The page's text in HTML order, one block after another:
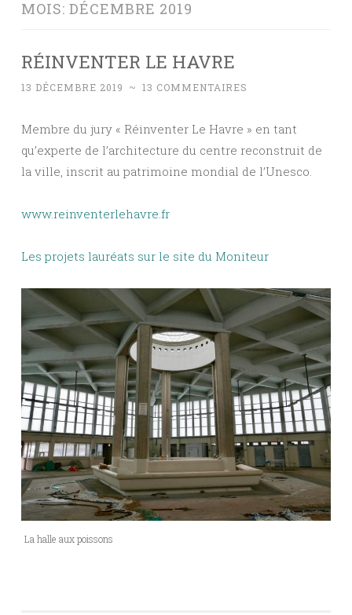
MOIS: DÉCEMBRE 2019
RÉINVENTER LE HAVRE
13 DÉCEMBRE 2019 ~ 13 COMMENTAIRES
Membre du jury « Réinventer Le Havre » en tant
qu’experte de l’architecture du centre reconstruit de
la ville, inscrit au patrimoine mondial de l’Unesco.
www.reinventerlehavre.fr
Les projets lauréats sur le site du Moniteur
La halle aux poissons